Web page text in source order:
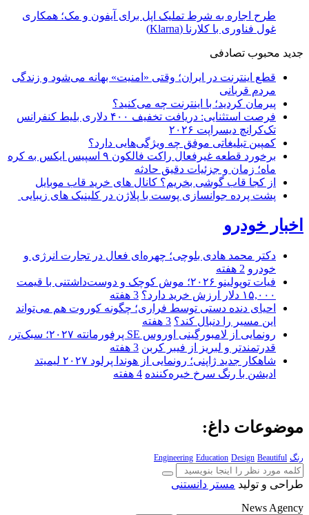
طرح اجاره به شرط تملیک اپل برای آیفون و مک؛ همکاری
غول فناوری با کلارنا (Klarna)
جدید محبوب تصادفی
قطع اینترنت در ایران؛ وقتی «امنیت» بهانه می‌شود و زندگی
مردم قربانی
پیرمان کردید؛ با اینترنت چه می‌کنید؟
فرصت استثنایی: دریافت تخفیف ۴۰۰ دلاری بلیط کنفرانس
تک‌کرانچ دیسراپت ۲۰۲۶
کمپین تبلیغاتی موفق چه ویژگی‌هایی دارد؟
برخورد قطعه غیرفعال راکت فالکون ۹ اسپیس ایکس به کره
ماه؛ زمان و جزئیات دقیق حادثه
از کجا قاب گوشی بخریم؟ کانال های خرید قاب موبایل
پشت پرده جوانسازی پوست با پلاژن در کلینیک های زیبایی
اخبار خودرو
دکتر محمد هادی بلوچی؛ چهره‌ای فعال در تجارت انرژی و
خودرو 2 هفته
فیات توپولینو ۲۰۲۶؛ موش کوچک و دوست‌داشتنی با قیمت
۱۵,۰۰۰ دلار ارزش خرید دارد؟
3 هفته
احیای دنده دستی توسط فراری؛ چگونه کوروت هم می‌تواند
این مسیر را دنبال کند؟ 3 هفته
رونمایی از لامبورگینی اوروس SE پرفورمانته ۲۰۲۷؛ سبک‌تر،
قدرتمندتر و لبریز از فیبر کربن 3 هفته
شاهکار جدید ژاپنی؛ رونمایی از هوندا پرلود ۲۰۲۷ لیمیتد
ادیشن با رنگ سرخ خیره‌کننده 4 هفته
موضوعات داغ:
رنگ Engineering Education Design Beautiful
طراحی و تولید مستر دانستنی
News Agency